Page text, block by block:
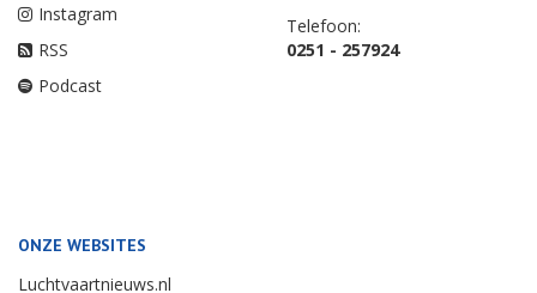
Instagram
RSS
Podcast
Telefoon:
0251 - 257924
ONZE WEBSITES
Luchtvaartnieuws.nl